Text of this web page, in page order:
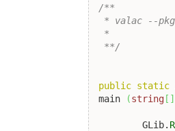
/**
* valac --
*
**/
public static
main
(string [ ]
	GLib.